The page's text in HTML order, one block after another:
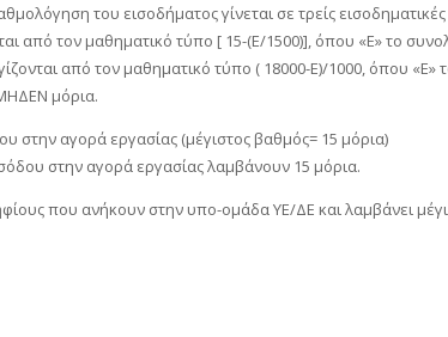
του εισοδήματος γίνεται σε τρείς εισοδηματικές
από τον μαθηματικό τύπο [ 15-(Ε/1500)], όπου «Ε» το
από τον μαθηματικό τύπο ( 18000-Ε)/1000, όπου «Ε»
μόρια.
στην αγορά εργασίας (μέγιστος βαθμός= 15 μόρια)
στην αγορά εργασίας λαμβάνουν 15 μόρια.
που ανήκουν στην υπο-ομάδα ΥΕ/ΔΕ και λαμβάνει